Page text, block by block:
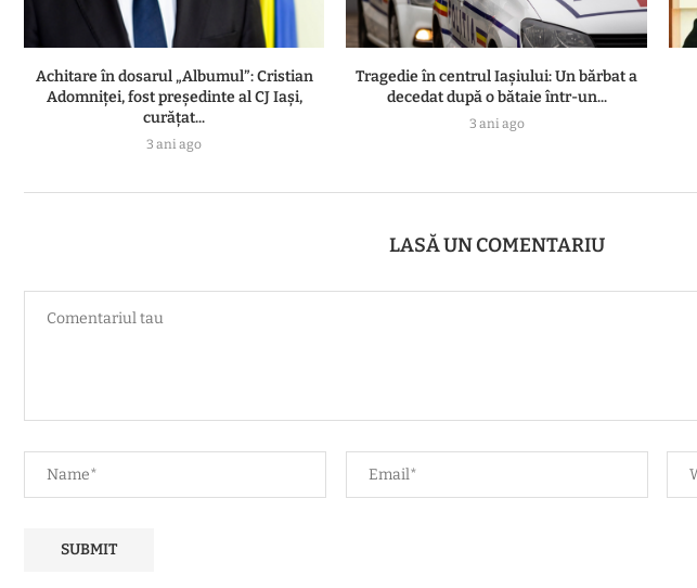
Achitare în dosarul „Albumul”: Cristian
Adomniţei, fost preşedinte al CJ Iaşi,
curăţat...
3 ani ago
Tragedie în centrul Iașiului: Un bărbat a
decedat după o bătaie într-un...
3 ani ago
LASĂ UN COMENTARIU